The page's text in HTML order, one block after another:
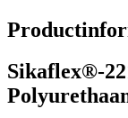
Sikaflex®-